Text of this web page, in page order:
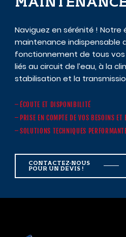
Naviguez en sérénité ! Notre
maintenance indispensable
fonctionnement de tous
liés au circuit de l’eau, à la
stabilisation et la
ÉCOUTE ET DISPONIBILITÉ
PRISE EN COMPTE DE VOS BESOINS ET
SOLUTIONS TECHNIQUES
CONTACTEZ-NOUS
POUR UN DEVIS !